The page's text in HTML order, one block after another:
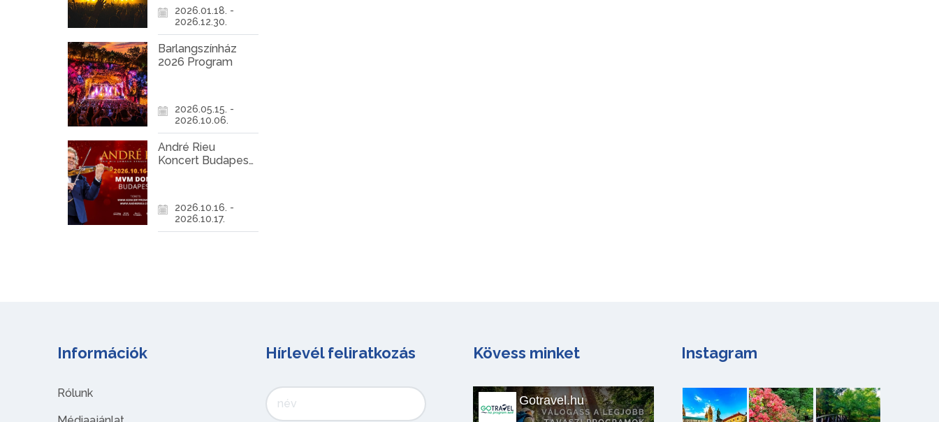
2026.01.18. -
2026.12.30.
Barlangszínház
2026 Program
2026.05.15. -
2026.10.06.
André Rieu
Koncert Budapest
2026.10.16. -
2026.10.17.
Információk
Rólunk
Hírlevél feliratkozás Kövess minket
Gotravel.hu
Instagram